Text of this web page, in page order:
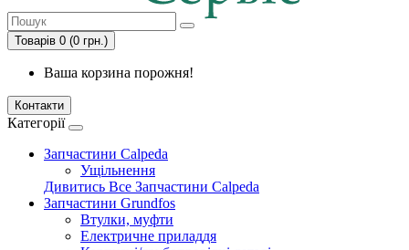
Товарів 0 (0 грн.)
Ваша корзина порожня!
Контакти
Категорії
Запчастини Calpeda
Ущільнення
Дивитись Все Запчастини Calpeda
Запчастини Grundfos
Втулки, муфти
Електричне приладдя